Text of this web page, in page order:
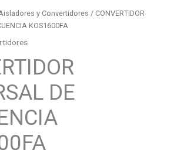
y Convertidores / CONVERTIDOR
KOS1600FA
DE